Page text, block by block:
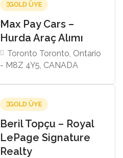
GOLD ÜYE
Max Pay Cars –
Hurda Araç Alımı
Toronto Toronto, Ontario
- M8Z 4Y5, CANADA
GOLD ÜYE
Beril Topçu – Royal
LePage Signature
Realty